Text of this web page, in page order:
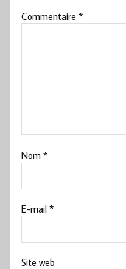
Commentaire*
Nom*
E-mail*
Site web